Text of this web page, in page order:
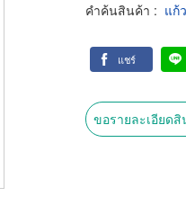
คำค้นสินค้า : แก้
แชร์
ขอรายละเอียด